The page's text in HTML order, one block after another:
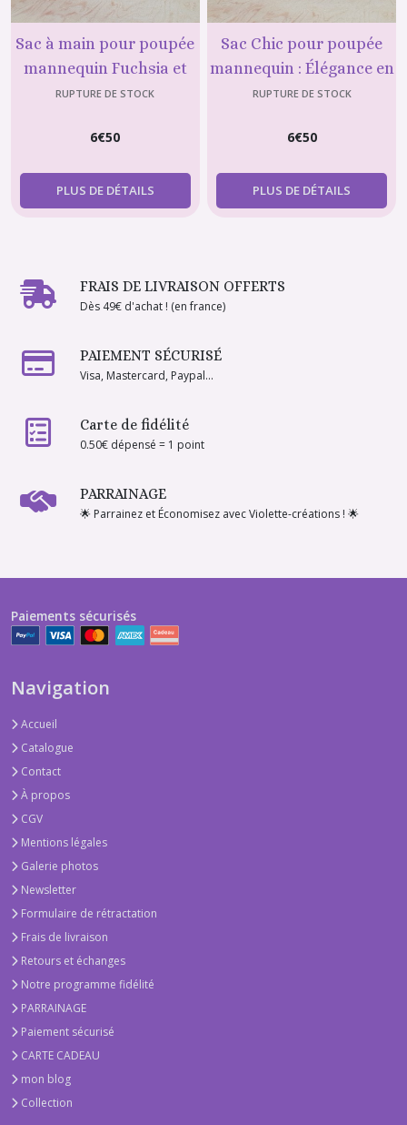
Sac à main pour poupée
mannequin Fuchsia et
strass
RUPTURE DE STOCK
6€50
PLUS DE DÉTAILS
Sac Chic pour poupée
mannequin : Élégance en
Mauve Clair avec Strass
RUPTURE DE STOCK
6€50
PLUS DE DÉTAILS
FRAIS DE LIVRAISON OFFERTS
Dès 49€ d'achat ! (en france)
PAIEMENT SÉCURISÉ
Visa, Mastercard, Paypal...
Carte de fidélité
0.50€ dépensé = 1 point
PARRAINAGE
🌟 Parrainez et Économisez avec Violette-créations ! 🌟
Paiements sécurisés
Navigation
Accueil
Catalogue
Contact
À propos
CGV
Mentions légales
Galerie photos
Newsletter
Formulaire de rétractation
Frais de livraison
Retours et échanges
Notre programme fidélité
PARRAINAGE
Paiement sécurisé
CARTE CADEAU
mon blog
Collection